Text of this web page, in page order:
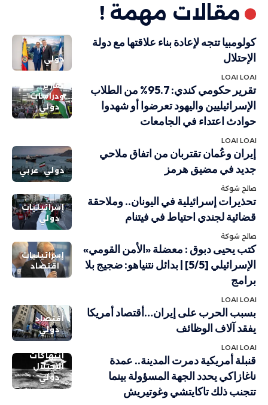
مقالات مهمة !
دولي
كولومبيا تتجه لإعادة بناء علاقتها مع دولة
الإحتلال
LOAI LOAI
تقارير
ودراسات
دولي
تقرير حكومي كندي: 95.7% من الطلاب
الإسرائيليين واليهود تعرضوا أو شهدوا
حوادث اعتداء في الجامعات
LOAI LOAI
دولي عربي
إيران وعُمان تقتربان من اتفاق ملاحي
جديد في مضيق هرمز
صالح شوكة
إسرائيليات
دولي
تحذيرات إسرائيلية في اليونان.. وملاحقة
قضائية لجندي احتياط في فيتنام
صالح شوكة
إسرائيليات
اقتصاد
كتب يحيى دبوق : معضلة «الأمن القومي»
الإسرائيلي [5/5] | بدائل نتنياهو: ضجيج بلا
برامج
LOAI LOAI
اقتصاد
دولي
بسبب الحرب على إيران…أقتصاد أمريكا
يفقد آلاف الوظائف
LOAI LOAI
انتهاكات
الاحتلال
دولي
قنبلة أمريكية دمرت المدينة.. عمدة
ناغازاكي يحدد الجهة المسؤولة بينما
تتجنب ذلك تاكايتشي وغوتيريش